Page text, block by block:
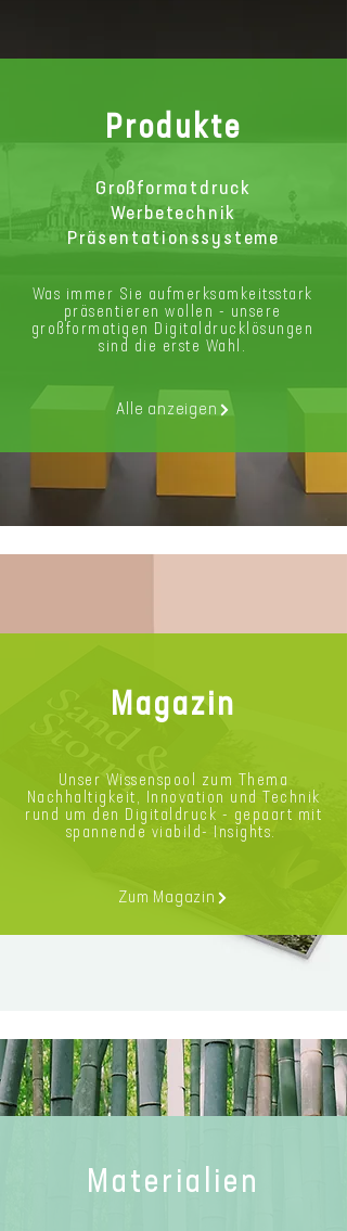
Produkte
Großformatdruck
Werbetechnik
Präsentationssysteme
Was immer Sie aufmerksamkeitsstark
präsentieren wollen - unsere
großformatigen Digitaldrucklösungen
sind die erste Wahl.
Alle anzeigen
Magazin
Unser Wissenspool zum Thema
Nachhaltigkeit, Innovation und Technik
rund um den Digitaldruck - gepaart mit
spannende viabild- Insights.
Zum Magazin
Materialien